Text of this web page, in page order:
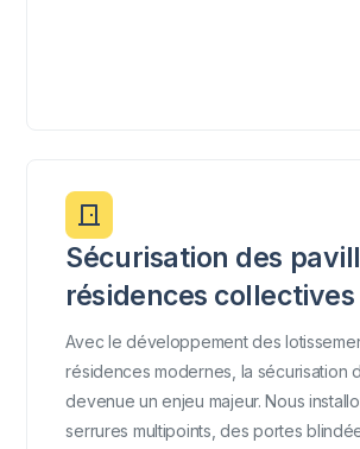
Sécurisation des
résidences collectives
Avec le développement des
résidences modernes, la sécurisation
devenue un enjeu majeur. Nous
serrures multipoints, des portes